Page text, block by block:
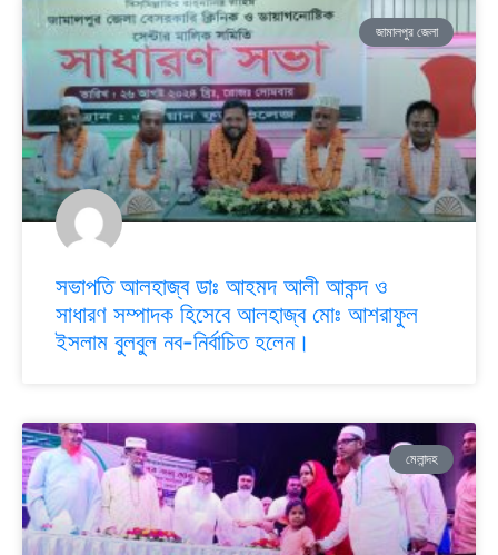
জামালপুর জেলা
সভাপতি আলহাজ্ব ডাঃ আহমদ আলী আকন্দ ও
সাধারণ সম্পাদক হিসেবে আলহাজ্ব মোঃ আশরাফুল
ইসলাম বুলবুল নব-নির্বাচিত হলেন।
মেলান্দহ